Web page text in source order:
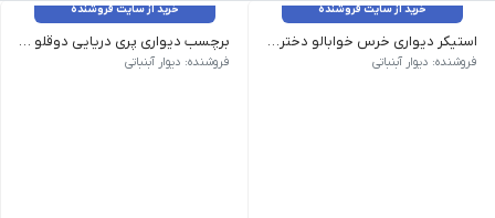
خرید از سایت فروشنده
استیکر دیواری خرس خوابالو دختر کد 1497 سایز:: متوسط 76*61
فروشنده: دیوار آبنباتی
خرید از سایت فروشنده
برچسب دیواری پری دریایی دوقلو کد 1434
فروشنده: دیوار آبنباتی